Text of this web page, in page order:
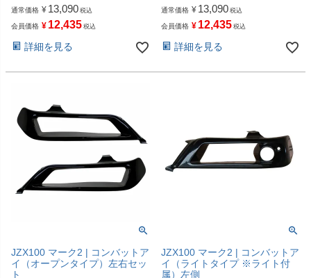
通常価格 ¥ 13,090 税込
会員価格 ¥ 12,435 税込
詳細を見る
通常価格 ¥ 13,090 税込
会員価格 ¥ 12,435 税込
詳細を見る
JZX100 マーク2 | コンバットア
イ（オープンタイプ）左右セッ
ト
JZX100 マーク2 | コンバットア
イ（ライトタイプ ※ライト付
属）左側